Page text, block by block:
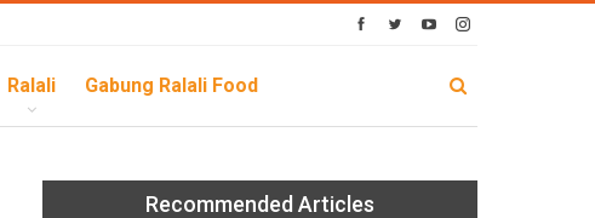
Ralali Gabung Ralali Food
Recommended Articles